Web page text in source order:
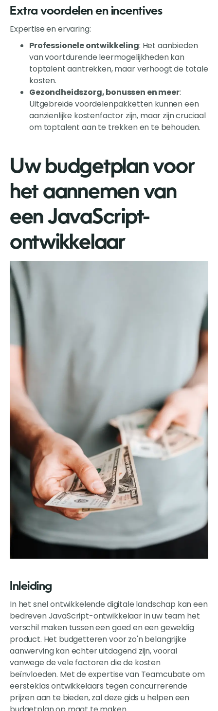
Extra voordelen en incentives
Expertise en ervaring:
Professionele ontwikkeling: Het aanbieden
van voortdurende leermogelijkheden kan
toptalent aantrekken, maar verhoogt de totale
kosten.
Gezondheidszorg, bonussen en meer:
Uitgebreide voordelenpakketten kunnen een
aanzienlijke kostenfactor zijn, maar zijn cruciaal
om toptalent aan te trekken en te behouden.
Uw budgetplan voor
het aannemen van
een JavaScript-
ontwikkelaar
Inleiding
In het snel ontwikkelende digitale landschap kan een
bedreven JavaScript-ontwikkelaar in uw team het
verschil maken tussen een goed en een geweldig
product. Het budgetteren voor zo'n belangrijke
aanwerving kan echter uitdagend zijn, vooral
vanwege de vele factoren die de kosten
beïnvloeden. Met de expertise van Teamcubate om
eersteklas ontwikkelaars tegen concurrerende
prijzen aan te bieden, zal deze gids u helpen een